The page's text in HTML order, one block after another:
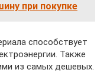
при покупке
способствует
Также
из самых дешевых.